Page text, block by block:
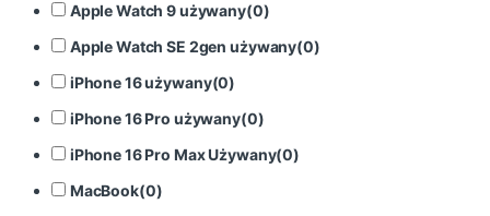
Apple Watch 9 używany(0)
Apple Watch SE 2gen używany(0)
iPhone 16 używany(0)
iPhone 16 Pro używany(0)
iPhone 16 Pro Max Używany(0)
MacBook(0)